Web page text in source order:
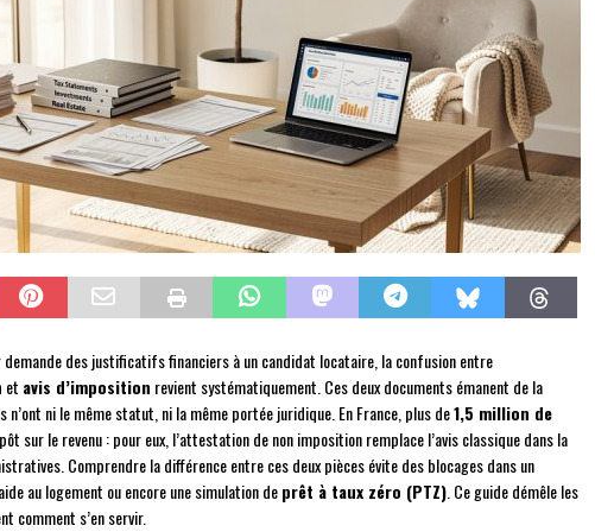
demande des justificatifs financiers à un candidat locataire, la confusion entre
et avis d’imposition revient systématiquement. Ces deux documents émanent de la
ni le même statut, ni la même portée juridique. En France, plus de1,5 million de
sur le revenu : pour eux, l’attestation de non imposition remplace l’avis classique dans la
Comprendre la différence entre ces deux pièces évite des blocages dans un
au logement ou encore une simulation deprêt à taux zéro (PTZ) . Ce guide démêle les
comment s’en servir.